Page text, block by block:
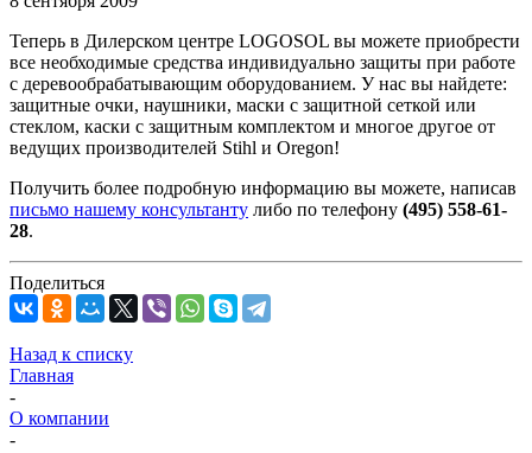
Теперь в Дилерском центре LOGOSOL вы можете приобрести
все необходимые средства индивидуально защиты при работе
с деревообрабатывающим оборудованием. У нас вы найдете:
защитные очки, наушники, маски с защитной сеткой или
стеклом, каски с защитным комплектом и многое другое от
ведущих производителей Stihl и Oregon!
Получить более подробную информацию вы можете, написав
письмо нашему консультанту либо по телефону (495) 558-61-
28.
Поделиться
Назад к списку
Главная
-
О компании
-